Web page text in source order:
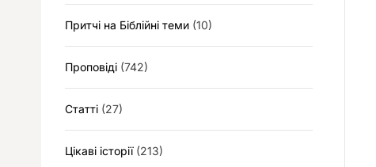
Притчі на Біблійні теми (10)
Проповіді (742)
Статті (27)
Цікаві історії(213)